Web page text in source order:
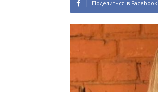
Поделиться в Facebook